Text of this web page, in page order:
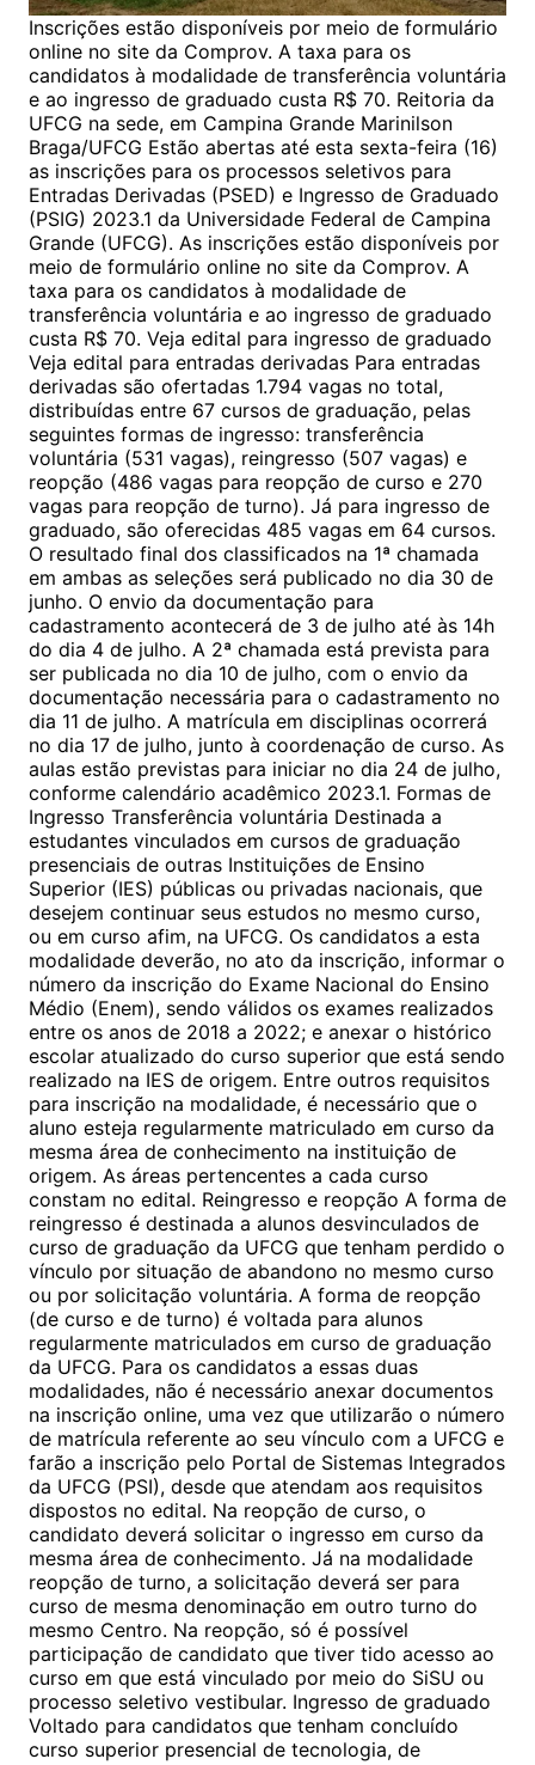
Inscrições estão disponíveis por meio de formulário
online no site da Comprov. A taxa para os
candidatos à modalidade de transferência voluntária
e ao ingresso de graduado custa R$ 70. Reitoria da
UFCG na sede, em Campina Grande Marinilson
Braga/UFCG Estão abertas até esta sexta-feira (16)
as inscrições para os processos seletivos para
Entradas Derivadas (PSED) e Ingresso de Graduado
(PSIG) 2023.1 da Universidade Federal de Campina
Grande (UFCG). As inscrições estão disponíveis por
meio de formulário online no site da Comprov. A
taxa para os candidatos à modalidade de
transferência voluntária e ao ingresso de graduado
custa R$ 70. Veja edital para ingresso de graduado
Veja edital para entradas derivadas Para entradas
derivadas são ofertadas 1.794 vagas no total,
distribuídas entre 67 cursos de graduação, pelas
seguintes formas de ingresso: transferência
voluntária (531 vagas), reingresso (507 vagas) e
reopção (486 vagas para reopção de curso e 270
vagas para reopção de turno). Já para ingresso de
graduado, são oferecidas 485 vagas em 64 cursos.
O resultado final dos classificados na 1ª chamada
em ambas as seleções será publicado no dia 30 de
junho. O envio da documentação para
cadastramento acontecerá de 3 de julho até às 14h
do dia 4 de julho. A 2ª chamada está prevista para
ser publicada no dia 10 de julho, com o envio da
documentação necessária para o cadastramento no
dia 11 de julho. A matrícula em disciplinas ocorrerá
no dia 17 de julho, junto à coordenação de curso. As
aulas estão previstas para iniciar no dia 24 de julho,
conforme calendário acadêmico 2023.1. Formas de
Ingresso Transferência voluntária Destinada a
estudantes vinculados em cursos de graduação
presenciais de outras Instituições de Ensino
Superior (IES) públicas ou privadas nacionais, que
desejem continuar seus estudos no mesmo curso,
ou em curso afim, na UFCG. Os candidatos a esta
modalidade deverão, no ato da inscrição, informar o
número da inscrição do Exame Nacional do Ensino
Médio (Enem), sendo válidos os exames realizados
entre os anos de 2018 a 2022; e anexar o histórico
escolar atualizado do curso superior que está sendo
realizado na IES de origem. Entre outros requisitos
para inscrição na modalidade, é necessário que o
aluno esteja regularmente matriculado em curso da
mesma área de conhecimento na instituição de
origem. As áreas pertencentes a cada curso
constam no edital. Reingresso e reopção A forma de
reingresso é destinada a alunos desvinculados de
curso de graduação da UFCG que tenham perdido o
vínculo por situação de abandono no mesmo curso
ou por solicitação voluntária. A forma de reopção
(de curso e de turno) é voltada para alunos
regularmente matriculados em curso de graduação
da UFCG. Para os candidatos a essas duas
modalidades, não é necessário anexar documentos
na inscrição online, uma vez que utilizarão o número
de matrícula referente ao seu vínculo com a UFCG e
farão a inscrição pelo Portal de Sistemas Integrados
da UFCG (PSI), desde que atendam aos requisitos
dispostos no edital. Na reopção de curso, o
candidato deverá solicitar o ingresso em curso da
mesma área de conhecimento. Já na modalidade
reopção de turno, a solicitação deverá ser para
curso de mesma denominação em outro turno do
mesmo Centro. Na reopção, só é possível
participação de candidato que tiver tido acesso ao
curso em que está vinculado por meio do SiSU ou
processo seletivo vestibular. Ingresso de graduado
Voltado para candidatos que tenham concluído
curso superior presencial de tecnologia, de